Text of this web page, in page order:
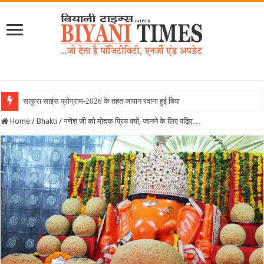
साकुरा साइंस प्रोग्राम-2026 के तहत जापान रवाना हुई बियानी ग्रुप ऑफ कॉल
Home / Bhakti / गणेश जी को मोदक प्रिय क्यों, जानने के लिए पढ़िए…